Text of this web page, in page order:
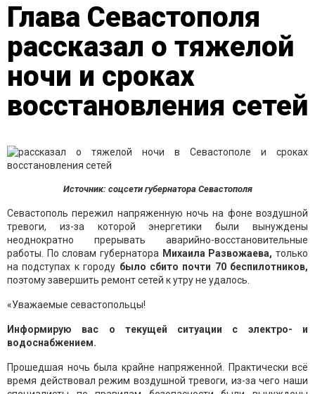
Глава Севастополя
рассказал о тяжелой
ночи и сроках
восстановления сетей
Источник: соцсети губернатора Севастополя
Севастополь пережил напряженную ночь на фоне воздушной
тревоги, из-за которой энергетики были вынуждены
неоднократно прерывать аварийно-восстановительные
работы. По словам губернатора Михаила Развожаева, только
на подступах к городу было сбито почти 70 беспилотников,
поэтому завершить ремонт сетей к утру не удалось.
«Уважаемые севастопольцы!
Информирую вас о текущей ситуации с электро- и
водоснабжением.
Прошедшая ночь была крайне напряженной. Практически всё
время действовал режим воздушной тревоги, из-за чего наши